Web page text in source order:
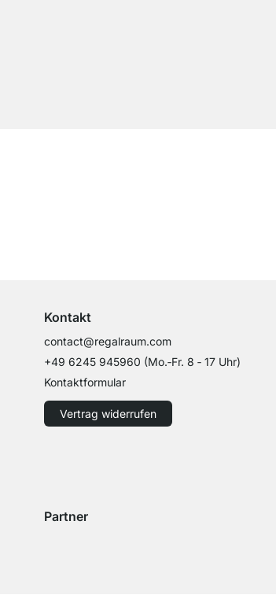
Kontakt
contact@regalraum.com
+49 6245 945960 (Mo.‑Fr. 8 ‑ 17 Uhr)
Kontaktformular
Vertrag widerrufen
Partner